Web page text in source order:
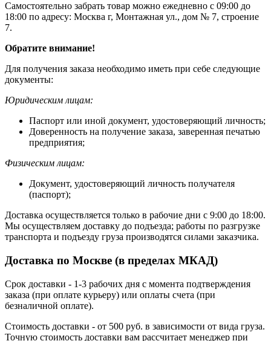
Самостоятельно забрать товар можно ежедневно с 09:00 до
18:00 по адресу: Москва г, Монтажная ул., дом № 7, строение
7.
Обратите внимание!
Для получения заказа необходимо иметь при себе следующие
документы:
Юридическим лицам:
Паспорт или иной документ, удостоверяющий личность;
Доверенность на получение заказа, заверенная печатью
предприятия;
Физическим лицам:
Документ, удостоверяющий личность получателя
(паспорт);
Доставка осуществляется только в рабочие дни с 9:00 до 18:00.
Мы осуществляем доставку до подъезда; работы по разгрузке
транспорта и подъезду груза производятся силами заказчика.
Доставка по Москве (в пределах МКАД)
Срок доставки - 1-3 рабочих дня с момента подтверждения
заказа (при оплате курьеру) или оплаты счета (при
безналичной оплате).
Стоимость доставки - от 500 руб. в зависимости от вида груза.
Точную стоимость доставки вам рассчитает менеджер при